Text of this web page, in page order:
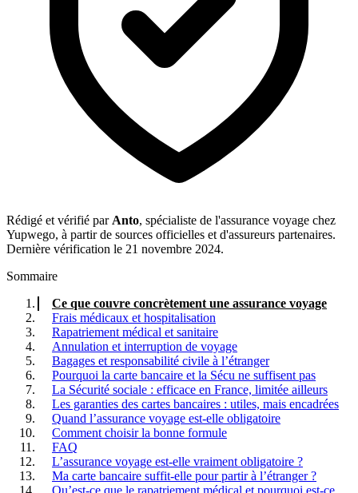
Rédigé et vérifié par Anto, spécialiste de l'assurance voyage chez
Yupwego, à partir de sources officielles et d'assureurs partenaires.
Dernière vérification le 21 novembre 2024.
Sommaire
Ce que couvre concrètement une assurance voyage
Frais médicaux et hospitalisation
Rapatriement médical et sanitaire
Annulation et interruption de voyage
Bagages et responsabilité civile à l’étranger
Pourquoi la carte bancaire et la Sécu ne suffisent pas
La Sécurité sociale : efficace en France, limitée ailleurs
Les garanties des cartes bancaires : utiles, mais encadrées
Quand l’assurance voyage est-elle obligatoire
Comment choisir la bonne formule
FAQ
L’assurance voyage est-elle vraiment obligatoire ?
Ma carte bancaire suffit-elle pour partir à l’étranger ?